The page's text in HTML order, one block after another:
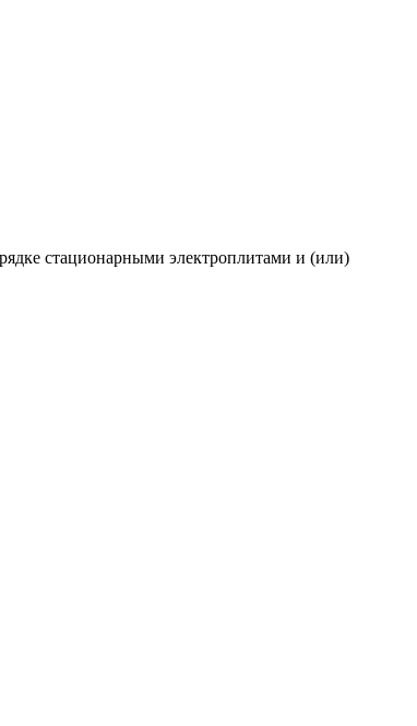
стационарными электроплитами и (или)